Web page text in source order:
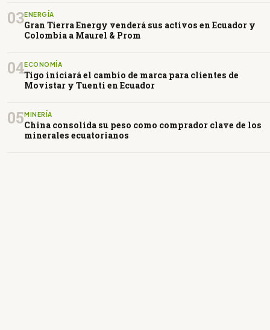
03ENERGÍA
Gran Tierra Energy venderá sus activos en Ecuador y
Colombia a Maurel & Prom
04ECONOMÍA
Tigo iniciará el cambio de marca para clientes de
Movistar y Tuenti en Ecuador
05 MINERÍA
China consolida su peso como comprador clave de los
minerales ecuatorianos